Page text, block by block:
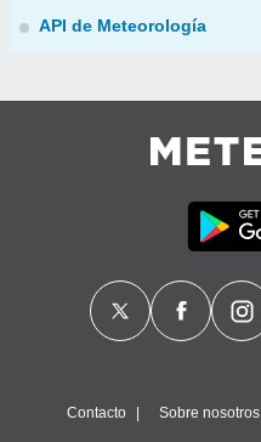
API de Meteorología
Contacto Sobre nosotros